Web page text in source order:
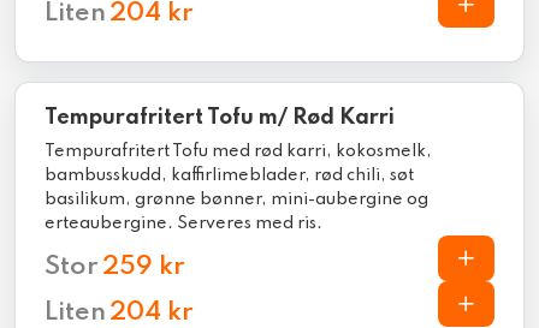
Liten 204 kr
Tempurafritert Tofu m/ Rød Karri
Tempurafritert Tofu med rød karri, kokosmelk,
bambusskudd, kaffirlimeblader, rød chili, søt
basilikum, grønne bønner, mini-aubergine og
erteaubergine. Serveres med ris.
Stor 259 kr
Liten 204 kr